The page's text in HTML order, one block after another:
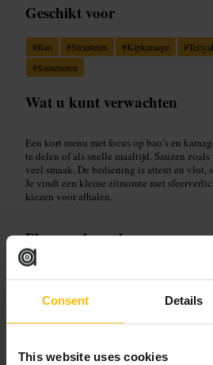
Consent Details
This website uses cookies
Geschikt voor
#Bao #Straateten #Kipkaraage #
#Sameneten
Wat u kunt verwachten
Een kort menu met focus op bao’s en
te delen of als snelle maaltijd. Sauzen
veel smaak. De bediening is attent en vlot,
Je vindt een kleine zitruimte met
kiezen voor afhalen.
Plan uw bezoek
het druk is. Bestel direct bij de counter en
Ideaal voor een snelle avondmaaltijd of een
https://ozenstreetfood.co.uk/